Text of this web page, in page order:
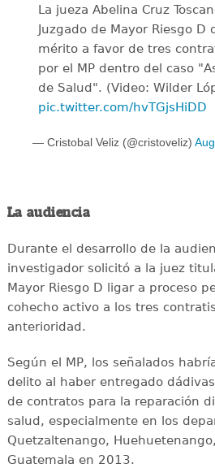
La jueza Abelina Cruz
Juzgado de Mayor Riesgo D
mérito a favor de tres
por el MP dentro del caso
de Salud". (Video: Wilder
pic.twitter.com/hvTGjsHiDD
— Cristobal Veliz (@cristoveliz)
La audiencia
Durante el desarrollo de la
investigador solicitó a la juez
Mayor Riesgo D ligar a proceso
cohecho activo a los tres
anterioridad.
Según el MP, los señalados
delito al haber entregado
de contratos para la reparación
salud, especialmente en los
Quetzaltenango,
Guatemala en 2013.